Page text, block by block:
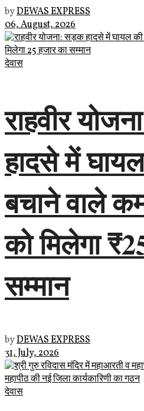
byDEWAS EXPRESS
06, August, 2026
देवास
राहवीर
हादसे में
बचाने वाले
को मिलेगा
सम्मान
byDEWAS EXPRESS
31, July, 2026
देवास